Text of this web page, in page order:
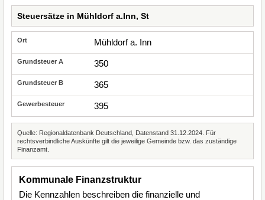
Steuersätze in Mühldorf a.Inn, St
Mühldorf a. Inn
350
365
395
Quelle: Regionaldatenbank Deutschland, Datenstand 31.12.2024. Für
rechtsverbindliche Auskünfte gilt die jeweilige Gemeinde bzw. das zuständige
Finanzamt.
Kommunale Finanzstruktur
Die Kennzahlen beschreiben die finanzielle und